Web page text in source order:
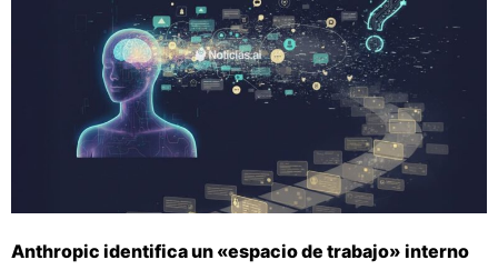
Anthropic identifica un «espacio de trabajo» interno